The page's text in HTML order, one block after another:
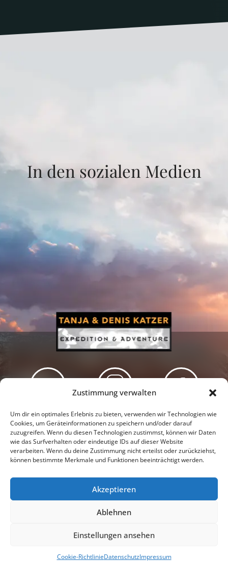
Zustimmung verwalten
Um dir ein optimales Erlebnis zu bieten, verwenden wir Technologien wie
Cookies, um Geräteinformationen zu speichern und/oder darauf
zuzugreifen. Wenn du diesen Technologien zustimmst, können wir Daten
wie das Surfverhalten oder eindeutige IDs auf dieser Website
verarbeiten. Wenn du deine Zustimmung nicht erteilst oder zurückziehst,
können bestimmte Merkmale und Funktionen beeinträchtigt werden.
Akzeptieren
Ablehnen
Einstellungen ansehen
Cookie-RichtlinieDatenschutzImpressum
In den sozialen Medien
Newsletter Podcast Facebook
Datenschutzerklärung